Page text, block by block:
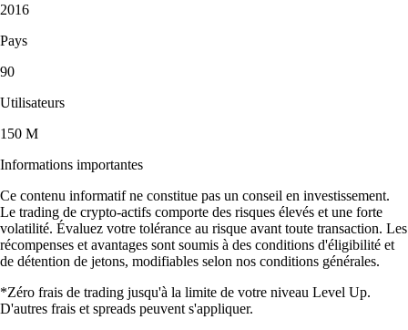
2016
Pays
90
Utilisateurs
150 M
Informations importantes
Ce contenu informatif ne constitue pas un conseil en investissement.
Le trading de crypto-actifs comporte des risques élevés et une forte
volatilité. Évaluez votre tolérance au risque avant toute transaction. Les
récompenses et avantages sont soumis à des conditions d'éligibilité et
de détention de jetons, modifiables selon nos conditions générales.
*Zéro frais de trading jusqu'à la limite de votre niveau Level Up.
D'autres frais et spreads peuvent s'appliquer.